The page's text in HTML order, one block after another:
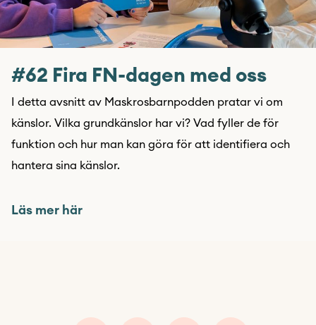
#62 Fira FN-dagen med oss
I detta avsnitt av Maskrosbarnpodden pratar vi om
känslor. Vilka grundkänslor har vi? Vad fyller de för
funktion och hur man kan göra för att identifiera och
hantera sina känslor.
Läs mer här